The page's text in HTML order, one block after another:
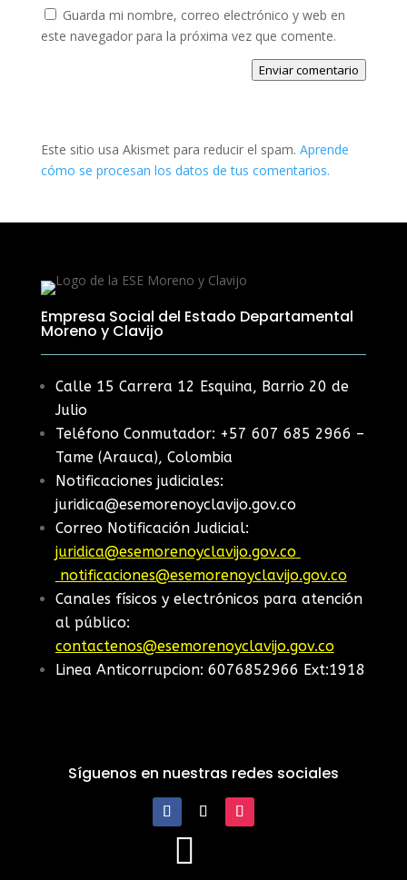
Guarda mi nombre, correo electrónico y web en
este navegador para la próxima vez que comente.
Enviar comentario
Este sitio usa Akismet para reducir el spam. Aprende
cómo se procesan los datos de tus comentarios.
Empresa Social del Estado Departamental
Moreno y Clavijo
Calle 15 Carrera 12 Esquina, Barrio 20 de
Julio
Teléfono Conmutador: +57 607 685 2966 –
Tame (Arauca), Colombia
Notificaciones judiciales:
juridica@esemorenoyclavijo.gov.co
Correo Notificación Judicial:
juridica@esemorenoyclavijo.gov.co
notificaciones@esemorenoyclavijo.gov.co
Canales físicos y electrónicos para atención
al público:
contactenos@esemorenoyclavijo.gov.co
Linea Anticorrupcion: 6076852966 Ext:1918
Síguenos en nuestras redes sociales
